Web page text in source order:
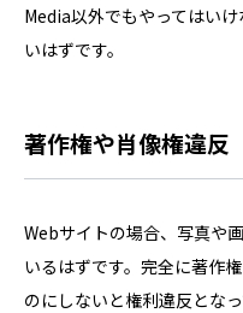
Media以外でもやってはい
いはずです。
著作権や肖像権違反
Webサイトの場合、写真や
いるはずです。完全に著作
のにしないと権利違反とな